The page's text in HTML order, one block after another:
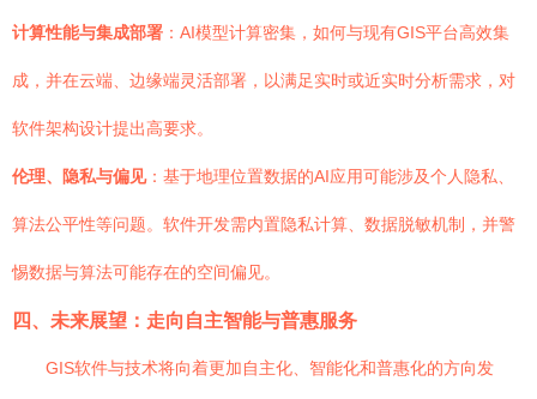
计算性能与集成部署 ：AI模型计算密集，如何与现有GIS平台高效集
成，并在云端、边缘端灵活部署，以满足实时或近实时分析需求，对
软件架构设计提出高要求。
伦理、隐私与偏见：基于地理位置数据的AI应用可能涉及个人隐私、
算法公平性等问题。软件开发需内置隐私计算、数据脱敏机制，并警
惕数据与算法可能存在的空间偏见。
四、未来展望：走向自主智能与普惠服务
GIS软件与技术将向着更加自主化、智能化和普惠化的方向发